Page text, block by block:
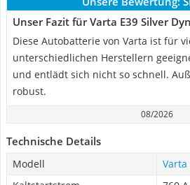
Unser Fazit für Varta E39 Silver
Diese Autobatterie von Varta ist für
unterschiedlichen Herstellern
und entlädt sich nicht so schnell.
robust.
08/2026
Technische Details
Modell
Varta